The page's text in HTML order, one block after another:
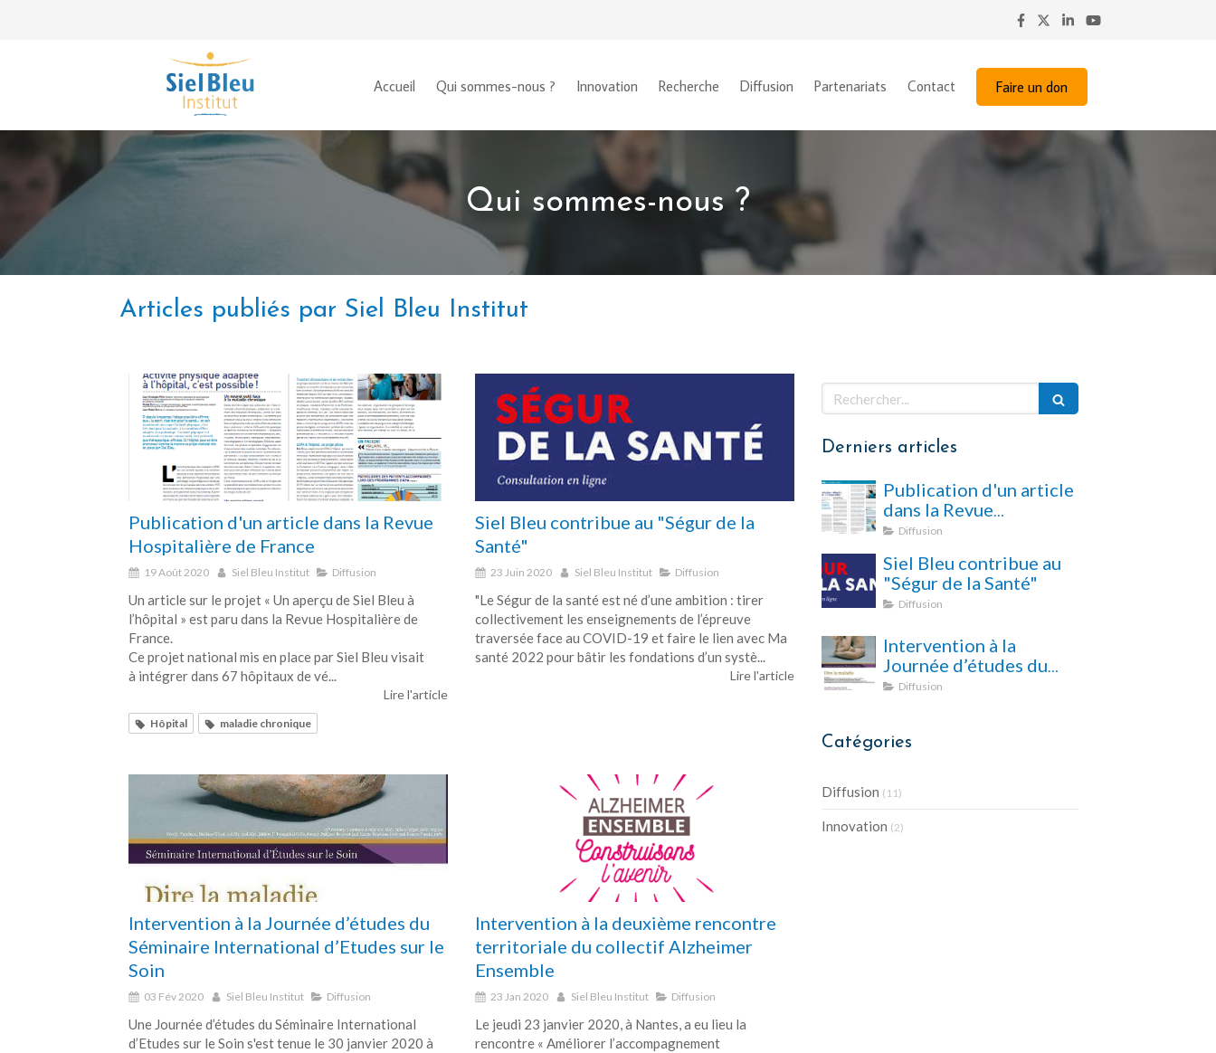
Accueil Qui sommes-nous ? Innovation Recherche Diffusion Partenariats Contact Faire un don
Qui sommes-nous ?
Articles publiés par Siel Bleu Institut
Publication d'un article dans la Revue
Hospitalière de France
19 Août 2020 Siel Bleu Institut Diffusion
Un article sur le projet « Un aperçu de Siel Bleu à
l’hôpital » est paru dans la Revue Hospitalière de
France.
Ce projet national mis en place par Siel Bleu visait
à intégrer dans 67 hôpitaux de vé...
Lire l'article
Hôpital maladie chronique
Siel Bleu contribue au "Ségur de la
Santé"
23 Juin 2020 Siel Bleu Institut Diffusion
"Le Ségur de la santé est né d’une ambition : tirer
collectivement les enseignements de l’épreuve
traversée face au COVID-19 et faire le lien avec Ma
santé 2022 pour bâtir les fondations d’un systè...
Lire l'article
Intervention à la Journée d’études du
Séminaire International d’Etudes sur le
Soin
03 Fév 2020 Siel Bleu Institut Diffusion
Une Journée d’études du Séminaire International
d’Etudes sur le Soin s'est tenue le 30 janvier 2020 à
Intervention à la deuxième rencontre
territoriale du collectif Alzheimer
Ensemble
23 Jan 2020 Siel Bleu Institut Diffusion
Le jeudi 23 janvier 2020, à Nantes, a eu lieu la
rencontre « Améliorer l’accompagnement
Rechercher
Derniers articles
Publication d'un article
dans la Revue
Hospitalière de France
Diffusion
Siel Bleu contribue au
"Ségur de la Santé"
Diffusion
Intervention à la
Journée d’études du
Séminaire International
Diffusion
Catégories
Diffusion (11)
Innovation (2)